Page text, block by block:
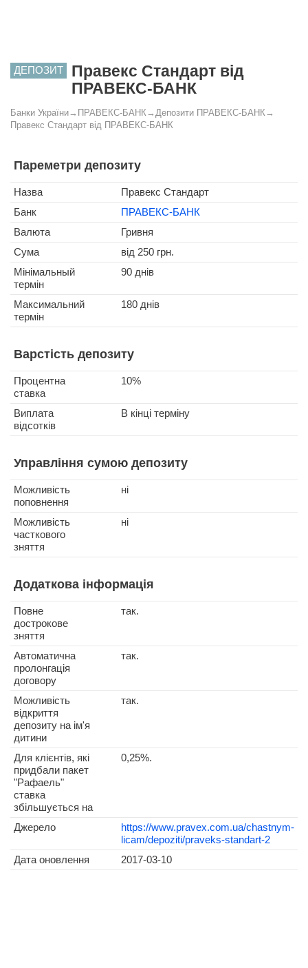
ДЕПОЗИТ
Правекс Стандарт від
ПРАВЕКС-БАНК
Банки України→ ПРАВЕКС-БАНК→ Депозити ПРАВЕКС-БАНК→
Правекс Стандарт від ПРАВЕКС-БАНК
Пареметри депозиту
Назва
Правекс Стандарт
Банк
ПРАВЕКС-БАНК
Валюта
Гривня
Сума
від 250 грн.
Мінімальный
термін
90 днів
Максимальний
термін
180 днів
Варстість депозиту
Процентна
ставка
10%
Виплата
відсотків
В кінці терміну
Управління сумою депозиту
Можливість
поповнення
ні
Можливість
часткового
зняття
ні
Додаткова інформація
Повне
дострокове
зняття
так.
Автоматична
пролонгація
договору
так.
Можливість
відкриття
депозиту на ім'я
дитини
так.
Для клієнтів, які
придбали пакет
"Рафаель"
ставка
збільшується на
0,25%.
Джерело
https://www.pravex.com.ua/chastnym-
licam/depoziti/praveks-standart-2
Дата оновлення
2017-03-10